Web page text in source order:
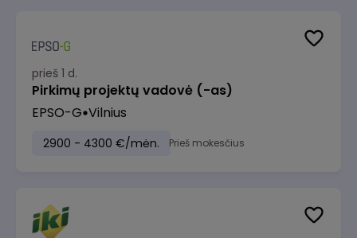
prieš 1 d.
Pirkimų projektų vadovė (-as)
EPSO-G Vilnius
2900 - 4300 €/mėn. Prieš mokesčius